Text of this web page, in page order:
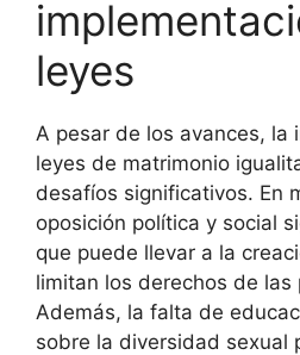
leyes
A pesar de los avances, la
leyes de matrimonio
desafíos significativos. En
oposición política y social
que puede llevar a la
limitan los derechos de las
Además, la falta de
sobre la diversidad sexual